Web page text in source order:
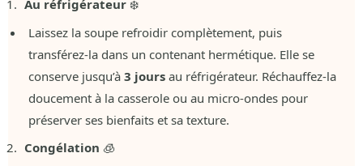
Au réfrigérateur ❄️
Laissez la soupe refroidir complètement, puis
transférez-la dans un contenant hermétique. Elle se
conserve jusqu’à 3 jours au réfrigérateur. Réchauffez-la
doucement à la casserole ou au micro-ondes pour
préserver ses bienfaits et sa texture.
Congélation 🧊